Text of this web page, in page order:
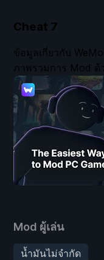
Cheat 7
Mod ผู้เล่น
น้ำมันไม่จำกัด
ข้อมูลเกี่ยวกับ
ภาพรวมการ Mod ด้